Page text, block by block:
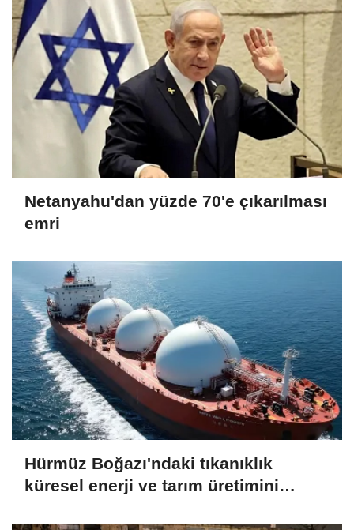
Netanyahu'dan yüzde 70'e çıkarılması
emri
Hürmüz Boğazı'ndaki tıkanıklık
küresel enerji ve tarım üretimini